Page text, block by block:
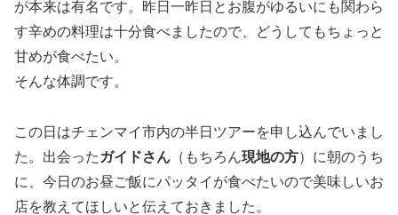
が本来は有名です。昨日一昨日とお腹がゆるいにも関わら
す辛めの料理は十分食べましたので、どうしてもちょっと
甘めが食べたい。
そんな体調です。
この日はチェンマイ市内の半日ツアーを申し込んでいまし
た。出会った ガイドさん （もちろん現地の方）に朝のうち
に、今日のお昼ご飯にパッタイが食べたいので美味しいお
店を教えてほしいと伝えておきました。